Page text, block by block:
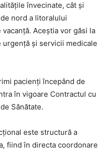
învecinate, cât și
nord a litoralului
Aceștia vor găsi la
și servicii medicale
pacienți începând de
în vigoare Contractul cu
Sănătate.
este structură a
fiind în directa coordonare